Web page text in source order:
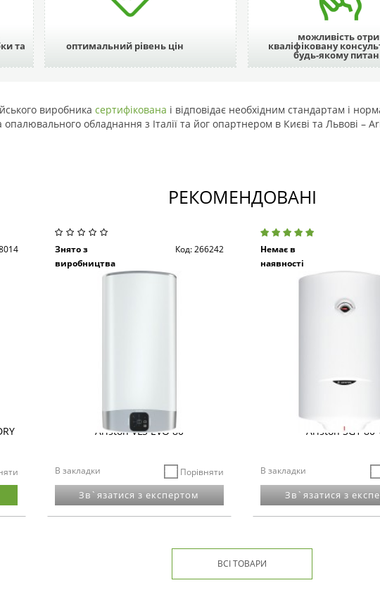
та оптимальний рівень цін
можливість
кваліфіковану
будь-якому
виробника сертифікована і відповідає необхідним стандартам і
опалювального обладнання з Італії та йог опартнером в Києві та Львові –
РЕКОМЕНДОВАНІ
Знято з
виробництва
Код: 266242
Ariston VLS EVO 80
В закладки Порівняти
Зв`язатися з експертом
Немає в
наявності
Ariston SG1 80
В закладки
Зв`язатися з
Код: 180123
Немає в
ВСІ ТОВАРИ